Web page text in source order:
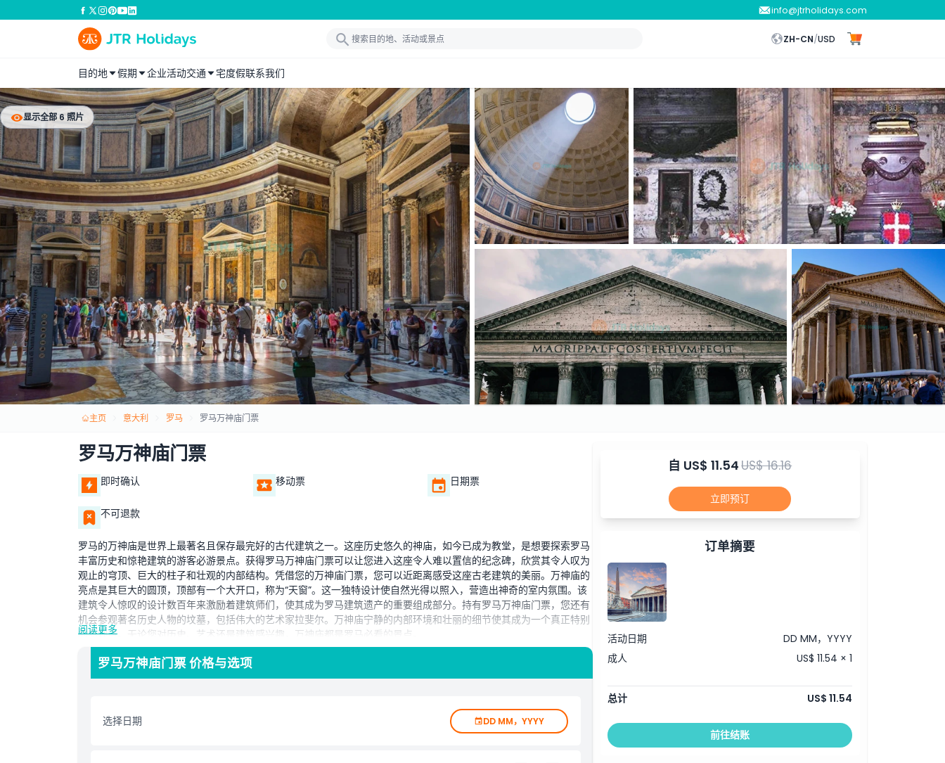
info@jtrholidays.com
ZH-CN/USD
目的地 假期 企业活动交通 宅度假联系我们
显示全部 6 照片
主页 意大利 罗马 罗马万神庙门票
罗马万神庙门票
即时确认 移动票 日期票
不可退款
罗马的万神庙是世界上最著名且保存最完好的古代建筑之一。这座历史悠久的神庙，如今已成为教堂，是想要探索罗马
丰富历史和惊艳建筑的游客必游景点。获得罗马万神庙门票可以让您进入这座令人难以置信的纪念碑，欣赏其令人叹为
观止的穹顶、巨大的柱子和壮观的内部结构。凭借您的万神庙门票，您可以近距离感受这座古老建筑的美丽。万神庙的
亮点是其巨大的圆顶，顶部有一个大开口，称为“天窗”。这一独特设计使自然光得以照入，营造出神奇的室内氛围。该
建筑令人惊叹的设计数百年来激励着建筑师们，使其成为罗马建筑遗产的重要组成部分。持有罗马万神庙门票，您还有
机会参观著名历史人物的坟墓，包括伟大的艺术家拉斐尔。万神庙宁静的内部环境和壮丽的细节使其成为一个真正特别
的参观点。无论您对历史、艺术还是建筑感兴趣，万神庙都是罗马必看的景点。
亮点
阅读更多
罗马万神庙门票 价格与选项
选择日期 DD MM，YYYY
自 US$ 11.54US$ 16.16
立即预订
订单摘要
活动日期
DD MM，YYYY
成人
US$ 11.54 × 1
总计 US$ 11.54
前往结账